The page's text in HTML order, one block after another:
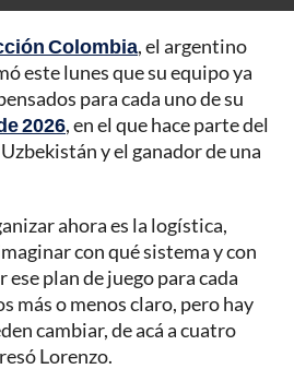
Colombia, el argentino
este lunes que su equipo ya
para cada uno de su
2026, en el que hace parte del
y el ganador de una
ahora es la logística,
con qué sistema y con
plan de juego para cada
más o menos claro, pero hay
cambiar, de acá a cuatro
Lorenzo.